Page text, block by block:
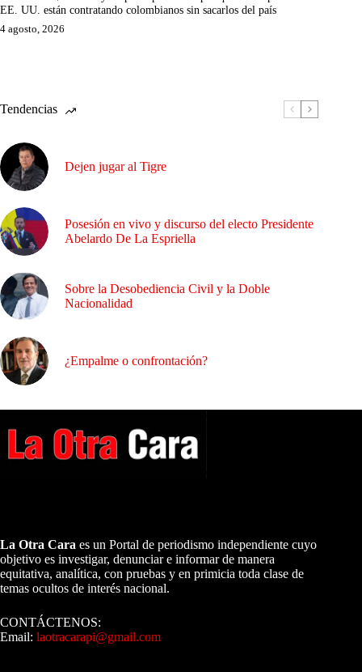
EE. UU. están contratando colombianos sin sacarlos del país
4 agosto, 2026
Tendencias
Dejen jugar al Tigre
Posesión en vivo y discurso del electo Presidente
Abelardo De La Espriella
Sobre la Desobediencia Civil y la Doble
Nacionalidad
¿Empalme o confrontación?
La Otra Cara es un Portal de periodismo independiente cuyo
objetivo es investigar, denunciar e informar de manera
equitativa, analítica, con pruebas y en primicia toda clase de
temas ocultos de interés nacional.
CONTÁCTENOS:
Email: laotracarapi@gmail.com